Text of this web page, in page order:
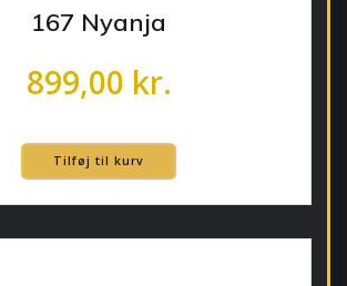
167 Nyanja
899,00 kr.
Tilføj til kurv